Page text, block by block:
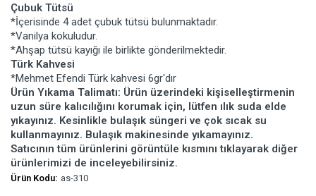
Çubuk Tütsü
*İçerisinde 4 adet çubuk tütsü bulunmaktadır.
*Vanilya kokuludur.
*Ahşap tütsü kayığı ile birlikte gönderilmektedir.
Türk Kahvesi
*Mehmet Efendi Türk kahvesi 6gr'dır
Ürün Yıkama Talimatı: Ürün üzerindeki kişiselleştirmenin
uzun süre kalıcılığını korumak için, lütfen ılık suda elde
yıkayınız. Kesinlikle bulaşık süngeri ve çok sıcak su
kullanmayınız. Bulaşık makinesinde yıkamayınız.
Satıcının tüm ürünlerini görüntüle kısmını tıklayarak diğer
ürünlerimizi de inceleyebilirsiniz.
Ürün Kodu: as-310